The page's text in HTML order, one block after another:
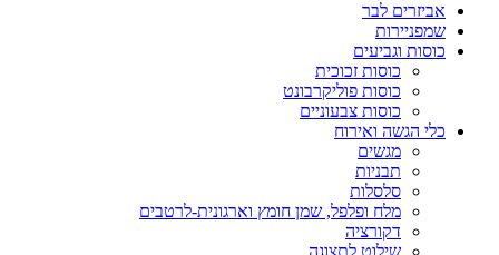
אביזרים לבר
שמפניירות
כוסות וגביעים
כוסות זכוכית
כוסות פוליקרבונט
כוסות צבעוניים
כלי הגשה ואירוח
מגשים
תבניות
סלסלות
מלח ופלפל, שמן חומץ וארגונית-לרטבים
דקורציה
שילוט לתצוגה